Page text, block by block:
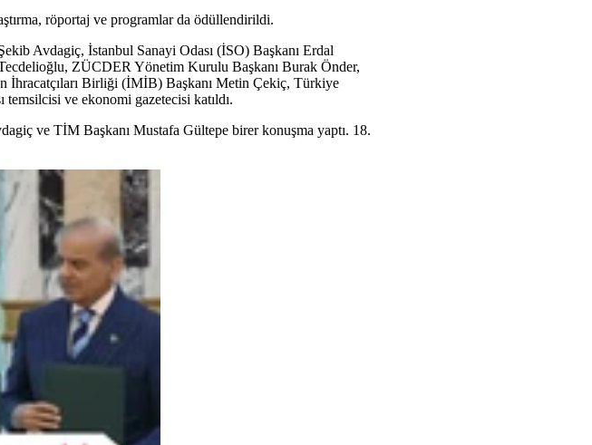
röportaj ve programlar da ödüllendirildi.
Avdagiç, İstanbul Sanayi Odası (İSO) Başkanı Erdal
ZÜCDER Yönetim Kurulu Başkanı Burak Önder,
İhracatçıları Birliği (İMİB) Başkanı Metin Çekiç, Türkiye
ve ekonomi gazetecisi katıldı.
ve TİM Başkanı Mustafa Gültepe birer konuşma yaptı. 18.